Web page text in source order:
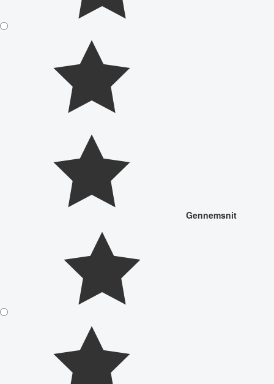
Gennemsnit